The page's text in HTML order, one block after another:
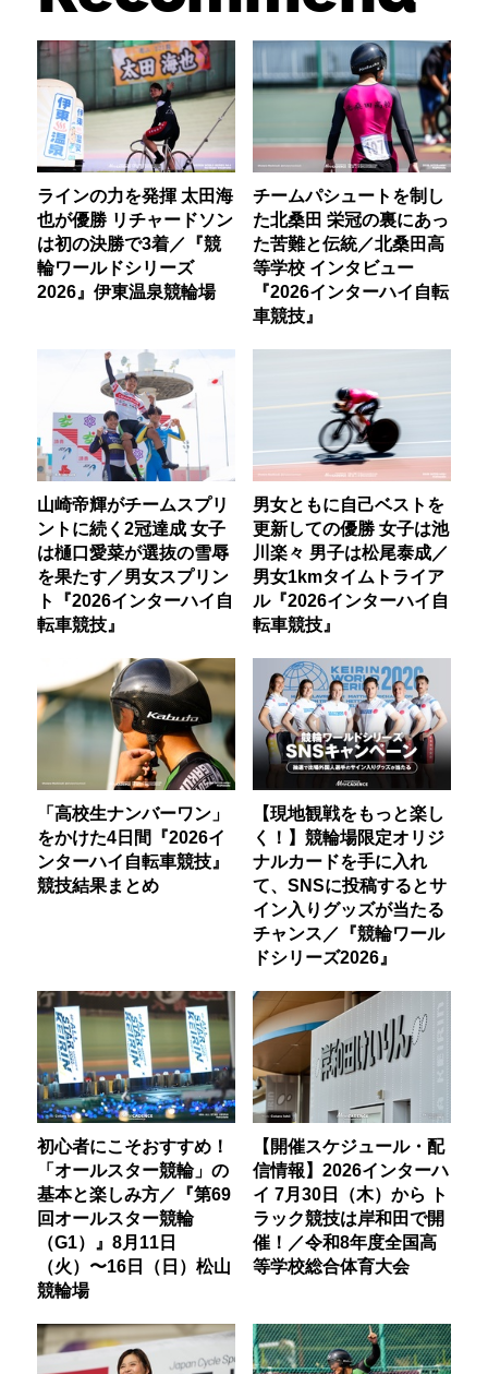
ラインの力を発揮 太田海
也が優勝 リチャードソン
は初の決勝で3着／『競
輪ワールドシリーズ
2026』伊東温泉競輪場
チームパシュートを制し
た北桑田 栄冠の裏にあっ
た苦難と伝統／北桑田高
等学校 インタビュー
『2026インターハイ自転
車競技』
山崎帝輝がチームスプリ
ントに続く2冠達成 女子
は樋口愛菜が選抜の雪辱
を果たす／男女スプリン
ト『2026インターハイ自
転車競技』
男女ともに自己ベストを
更新しての優勝 女子は池
川楽々 男子は松尾泰成／
男女1kmタイムトライア
ル『2026インターハイ自
転車競技』
「高校生ナンバーワン」
をかけた4日間『2026イ
ンターハイ自転車競技』
競技結果まとめ
【現地観戦をもっと楽し
く！】競輪場限定オリジ
ナルカードを手に入れ
て、SNSに投稿するとサ
イン入りグッズが当たる
チャンス／『競輪ワール
ドシリーズ2026』
初心者にこそおすすめ！
「オールスター競輪」の
基本と楽しみ方／『第69
回オールスター競輪
（G1）』8月11日
（火）〜16日（日）松山
競輪場
【開催スケジュール・配
信情報】2026インターハ
イ 7月30日（木）から ト
ラック競技は岸和田で開
催！／令和8年度全国高
等学校総合体育大会